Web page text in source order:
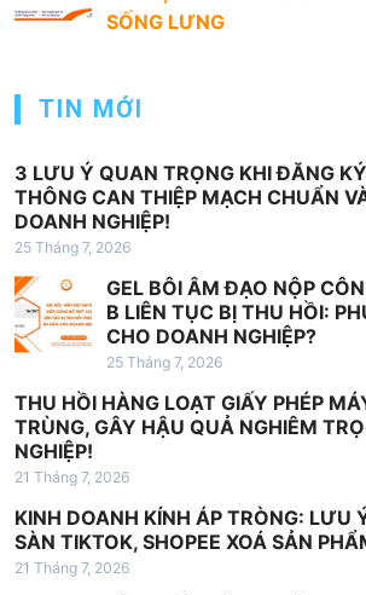
ớ
g
b
à
i
v
i
ế
t
SỐNG LƯNG
TIN MỚI
3 LƯU Ý QUAN TRỌNG KHI ĐĂNG
THÔNG CAN THIỆP MẠCH CHUẨN
DOANH NGHIỆP!
25 Tháng 7, 2026
GEL BÔI ÂM ĐẠO NỘP
B LIÊN TỤC BỊ THU HỒI:
CHO DOANH NGHIỆP?
25 Tháng 7, 2026
THU HỒI HÀNG LOẠT GIẤY PHÉP
TRÙNG, GÂY HẬU QUẢ NGHIÊM
NGHIỆP!
21 Tháng 7, 2026
KINH DOANH KÍNH ÁP TRÒNG: LƯU
SÀN TIKTOK, SHOPEE XOÁ SẢN
21 Tháng 7, 2026